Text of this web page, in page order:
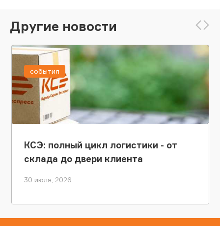
Другие новости
КСЭ: полный цикл логистики - от
склада до двери клиента
30 июля, 2026
события